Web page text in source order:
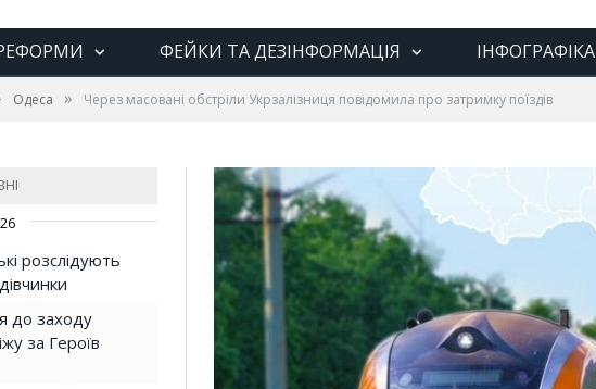
ФЕЙКИ ТА ДЕЗІНФОРМАЦІЯ ІНФОГРАФІКА
Одеса » Через масовані обстріли Укрзалізниця повідомила про затримку поїздів
розслідують
до заходу
за Героїв